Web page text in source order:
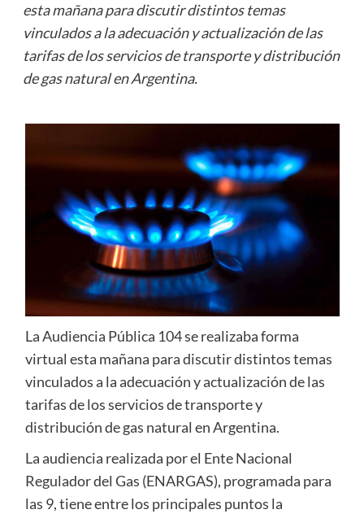
esta mañana para discutir distintos temas
vinculados a la adecuación y actualización de las
tarifas de los servicios de transporte y distribución
de gas natural en Argentina.
La Audiencia Pública 104 se realizaba forma
virtual esta mañana para discutir distintos temas
vinculados a la adecuación y actualización de las
tarifas de los servicios de transporte y
distribución de gas natural en Argentina.
La audiencia realizada por el Ente Nacional
Regulador del Gas (ENARGAS), programada para
las 9, tiene entre los principales puntos la